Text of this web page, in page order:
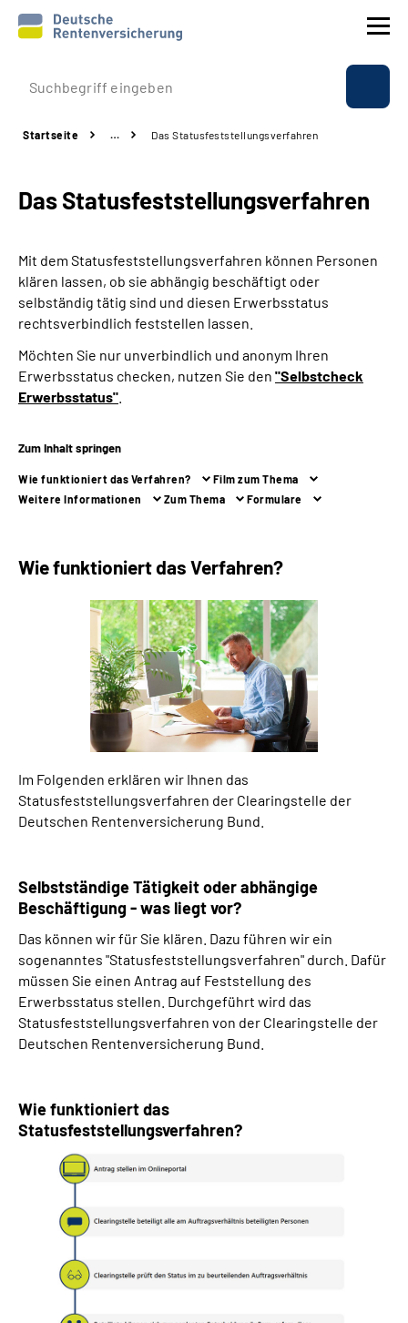
Prävention
Rente
Beratung & Kontakt
Experten
Über uns & Presse
Online-Services
Suche
Language
Leichte Sprache
Mein Kundenportal
Startseite … Das Statusfeststellungs­verfahren
Das Statusfeststellungs­verfahren
Mit dem Statusfeststellungsverfahren können Personen
klären lassen, ob sie abhängig beschäftigt oder
selbständig tätig sind und diesen Erwerbsstatus
rechtsverbindlich feststellen lassen.
Möchten Sie nur unverbindlich und anonym Ihren
Erwerbsstatus checken, nutzen Sie den "Selbstcheck
Erwerbsstatus"
Zum Inhalt springen
Wie funktioniert das Verfahren?
Film zum Thema
Weitere Informationen
Zum Thema Formulare
Wie funktioniert das Verfahren?
Im Folgenden erklären wir Ihnen das
Statusfeststellungsverfahren der Clearingstelle der
Deutschen Rentenversicherung Bund.
Selbstständige Tätigkeit oder abhängige
Beschäftigung - was liegt vor?
Das können wir für Sie klären. Dazu führen wir ein
sogenanntes "Statusfeststellungsverfahren" durch. Dafür
müssen Sie einen Antrag auf Feststellung des
Erwerbsstatus stellen. Durchgeführt wird das
Statusfeststellungsverfahren von der Clearingstelle der
Deutschen Rentenversicherung Bund.
Wie funktioniert das
Statusfeststellungsverfahren?